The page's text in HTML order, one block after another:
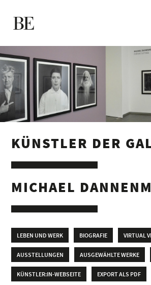
KÜNSTLER DER
MICHAEL
LEBEN UND WERK BIOGRAFIE VIRTUAL
AUSSTELLUNGEN AUSGEWÄHLTE WERKE
KÜNSTLER:IN-WEBSEITE EXPORT ALS PDF